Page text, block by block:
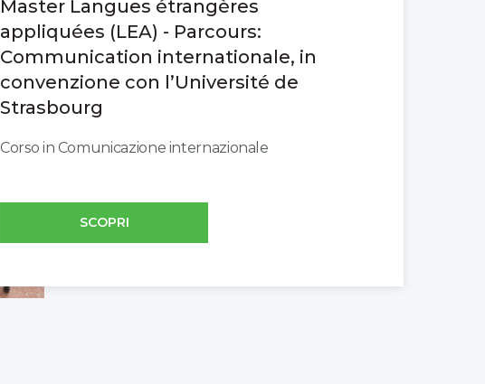
Master Langues étrangères
appliquées (LEA) - Parcours:
Communication internationale, in
convenzione con l’Université de
Strasbourg
Corso in Comunicazione internazionale
SCOPRI